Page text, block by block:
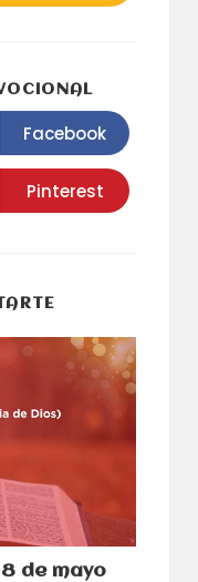
Se
abre
en
una
nueva
ventana
Facebook
Se
abre
Pinterest
de mayo